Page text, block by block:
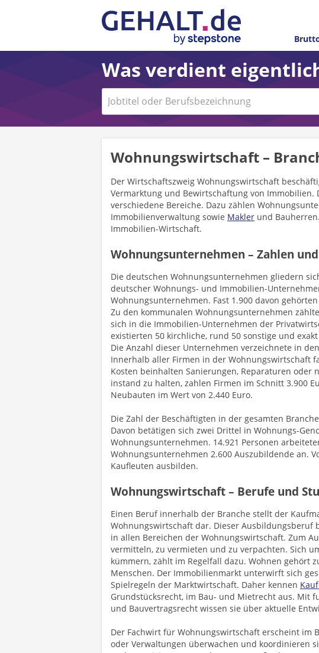
Was verdient
Wohnungswirtschaft –
Der Wirtschaftszweig Wohnungswirtschaft
Vermarktung und Bewirtschaftung von Immobilien.
verschiedene Bereiche. Dazu zählen
Immobilienverwaltung sowie Makler und
Immobilien-Wirtschaft.
Wohnungsunternehmen – Zahlen
Die deutschen Wohnungsunternehmen gliedern
deutscher Wohnungs- und Immobilien-
Wohnungsunternehmen. Fast 1.900 davon
Zu den kommunalen Wohnungsunternehmen
sich in die Immobilien-Unternehmen der
existierten 50 kirchliche, rund 50 sonstige und
Die Anzahl dieser Unternehmen verzeichnete in
Innerhalb aller Firmen in der Wohnungswirtschaft
Kosten beinhalten Sanierungen, Reparaturen oder
instand zu halten, zahlen Firmen im Schnitt 3.900
Neubauten im Wert von 2.440 Euro.
Die Zahl der Beschäftigten in der gesamten
Davon betätigen sich zwei Drittel in Wohnungs-
Wohnungsunternehmen. 14.921 Personen
Wohnungsunternehmen 2.600 Auszubildende an.
Kaufleuten ausbilden.
Wohnungswirtschaft – Berufe und
Einen Beruf innerhalb der Branche stellt der
Wohnungswirtschaft dar. Dieser Ausbildungsberuf
in allen Bereichen der Wohnungswirtschaft. Zum
vermitteln, zu vermieten und zu verpachten. Sich
kümmern, zählt im Regelfall dazu. Wohnen gehört
Menschen. Der Immobilienmarkt unterwirft sich
Spielregeln der Marktwirtschaft. Daher kennen
Grundstücksrecht, im Bau- und Mietrecht aus. Mit
und Bauvertragsrecht wissen sie über aktuelle
Der Fachwirt für Wohnungswirtschaft erscheint im
oder Verwaltungen überwachen und koordinieren